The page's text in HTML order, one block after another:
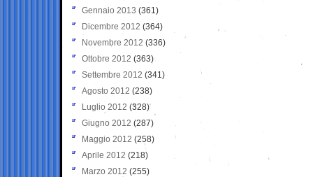
Gennaio 2013 (361)
Dicembre 2012 (364)
Novembre 2012 (336)
Ottobre 2012 (363)
Settembre 2012 (341)
Agosto 2012 (238)
Luglio 2012 (328)
Giugno 2012 (287)
Maggio 2012 (258)
Aprile 2012 (218)
Marzo 2012 (255)